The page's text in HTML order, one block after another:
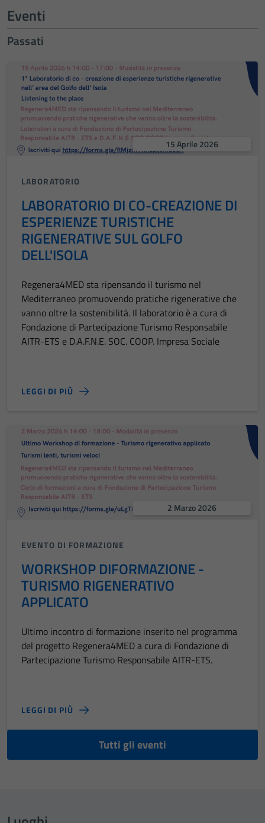
Eventi
Passati
15 Aprile 2026
LABORATORIO
LABORATORIO DI CO-CREAZIONE DI
ESPERIENZE TURISTICHE
RIGENERATIVE SUL GOLFO
DELL'ISOLA
Regenera4MED sta ripensando il turismo nel
Mediterraneo promuovendo pratiche rigenerative che
vanno oltre la sostenibilità. Il laboratorio è a cura di
Fondazione di Partecipazione Turismo Responsabile
AITR-ETS e D.A.F.N.E. SOC. COOP. Impresa Sociale
LEGGI DI PIÙ
2 Marzo 2026
EVENTO DI FORMAZIONE
WORKSHOP DIFORMAZIONE -
TURISMO RIGENERATIVO
APPLICATO
Ultimo incontro di formazione inserito nel programma
del progetto Regenera4MED a cura di Fondazione di
Partecipazione Turismo Responsabile AITR-ETS.
LEGGI DI PIÙ
Tutti gli eventi